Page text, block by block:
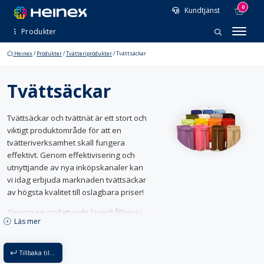
Kundtjänst 0
Produkter
Entrémattor
Standardmattor
Finish
Hängare
Konsumentprodukter
Tvättmedel
Tvättnotor
Tvättnät
Tvättsäckar
Vattenlösliga tvättsäckar & risktvättpåsar
Vagnar
Rull- & serveringsbord
Heinex/ Produkter/Tvätteriprodukter/Tvättsäckar
Tvättsäckar
Tvättsäckar och tvättnät är ett stort och
viktigt produktområde för att en
tvätteriverksamhet skall fungera
effektivt. Genom effektivisering och
utnyttjande av nya inköpskanaler kan
vi idag erbjuda marknaden tvättsäckar
av högsta kvalitet till oslagbara priser!
Genom en omfattande lagerhållning i
många färger och modeller och
märkning kan vi tillgodose de flesta
behov och erbjuda en kort leveranstid.
Läs mer
Tillbaka till Tvätteriprodukter